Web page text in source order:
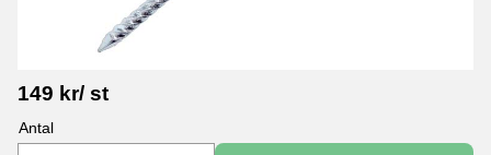
149 kr/ st
Antal